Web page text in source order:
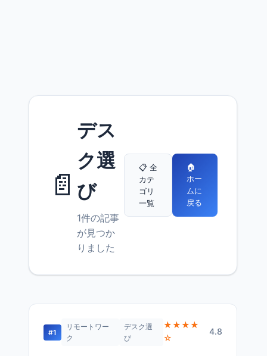
📄
デス
ク選
び
1件の記事
が見つか
りました
📋 全
カテ
ゴリ
一覧
🏠
ホー
ムに
戻る
#1
リモートワー
ク
デスク選
び
★★★★
☆
4.8